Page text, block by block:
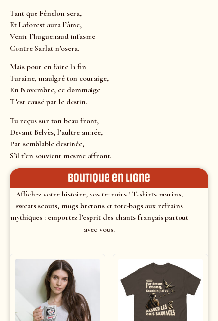
Tant que Fénelon sera,
Et Laforest aura l’âme,
Venir l’huguenaud infasme
Contre Sarlat n’osera.
Mais pour en faire la fin
Turaine, maulgré ton couraige,
En Novembre, ce dommaige
T’est causé par le destin.
Tu reçus sur ton beau front,
Devant Belvès, l’aultre année,
Par semblable destinée,
S’il t’en souvient mesme affront.
Boutique en ligne
Affichez votre histoire, vos terroirs ! T-shirts marins,
sweats scouts, mugs bretons et tote-bags aux refrains
mythiques : emportez l’esprit des chants français partout
avec vous.